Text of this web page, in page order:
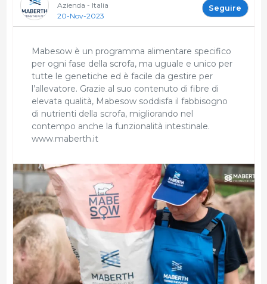
Azienda - Italia
20-Nov-2023
Seguire
Mabesow è un programma alimentare specifico
per ogni fase della scrofa, ma uguale e unico per
tutte le genetiche ed è facile da gestire per
l’allevatore. Grazie al suo contenuto di fibre di
elevata qualità, Mabesow soddisfa il fabbisogno
di nutrienti della scrofa, migliorando nel
contempo anche la funzionalità intestinale.
www.maberth.it